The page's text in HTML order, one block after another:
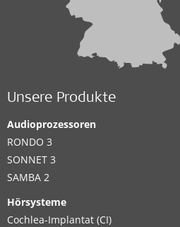
Unsere Produkte
Audioprozessoren
RONDO 3
SONNET 3
SAMBA 2
Hörsysteme
Cochlea-Implantat (CI)